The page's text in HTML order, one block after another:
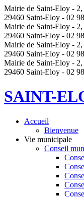
Mairie de Saint-Eloy - 2,
29460 Saint-Eloy - 02
Mairie de Saint-Eloy - 2,
29460 Saint-Eloy - 02
Mairie de Saint-Eloy - 2,
29460 Saint-Eloy - 02
Mairie de Saint-Eloy - 2,
29460 Saint-Eloy - 02
SAINT-
Accueil
Bienvenue
Vie municipale
Conseil